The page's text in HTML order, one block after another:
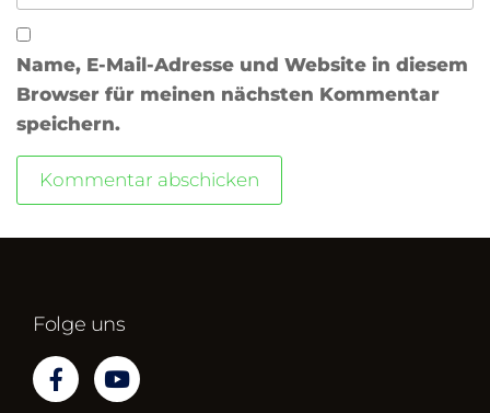
Name, E-Mail-Adresse und Website in diesem
Browser für meinen nächsten Kommentar
speichern.
Folge uns